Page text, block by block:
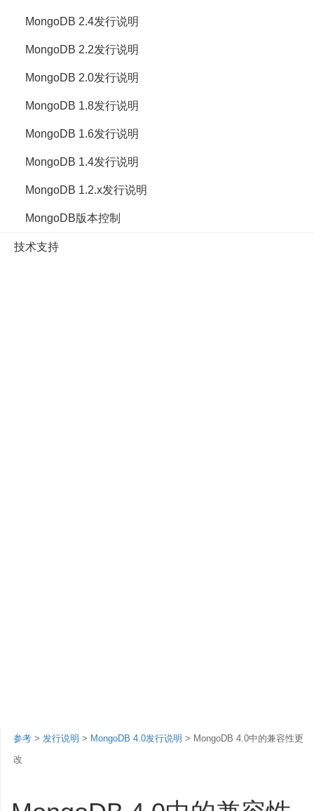
MongoDB 2.4发行说明
MongoDB 2.2发行说明
MongoDB 2.0发行说明
MongoDB 1.8发行说明
MongoDB 1.6发行说明
MongoDB 1.4发行说明
MongoDB 1.2.x发行说明
MongoDB版本控制
技术支持
参考 > 发行说明 > MongoDB 4.0发行说明 > MongoDB 4.0中的兼容性更
改